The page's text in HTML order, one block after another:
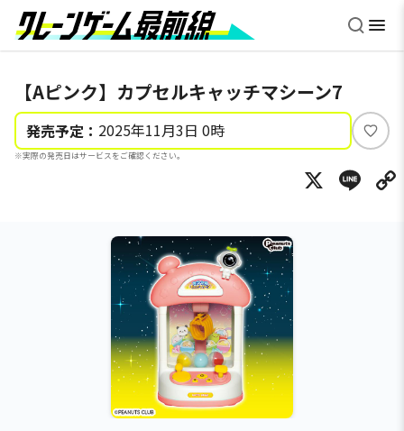
【Aピンク】カプセルキャッチマシーン7
発売予定： 2025年11月3日 0時
※実際の発売日はサービスをご確認ください。
い
ね
X